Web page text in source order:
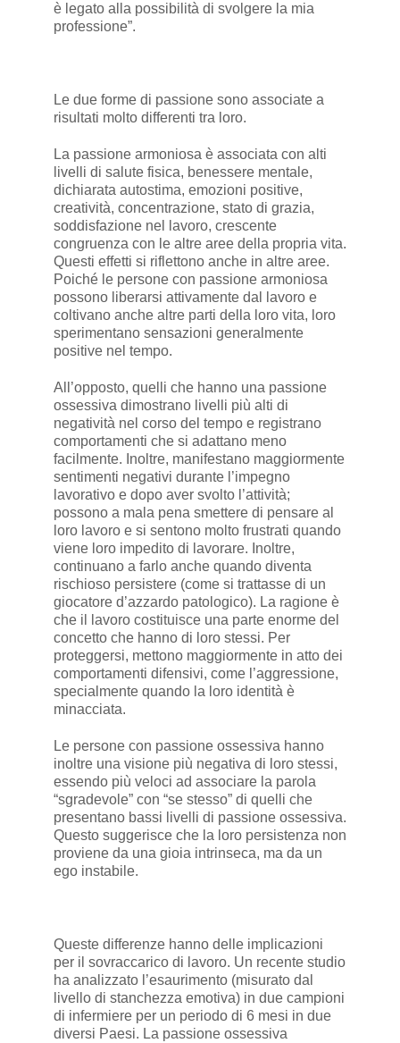
è legato alla possibilità di svolgere la mia
professione”.
Le due forme di passione sono associate a
risultati molto differenti tra loro.
La passione armoniosa è associata con alti
livelli di salute fisica, benessere mentale,
dichiarata autostima, emozioni positive,
creatività, concentrazione, stato di grazia,
soddisfazione nel lavoro, crescente
congruenza con le altre aree della propria vita.
Questi effetti si riflettono anche in altre aree.
Poiché le persone con passione armoniosa
possono liberarsi attivamente dal lavoro e
coltivano anche altre parti della loro vita, loro
sperimentano sensazioni generalmente
positive nel tempo.
All’opposto, quelli che hanno una passione
ossessiva dimostrano livelli più alti di
negatività nel corso del tempo e registrano
comportamenti che si adattano meno
facilmente. Inoltre, manifestano maggiormente
sentimenti negativi durante l’impegno
lavorativo e dopo aver svolto l’attività;
possono a mala pena smettere di pensare al
loro lavoro e si sentono molto frustrati quando
viene loro impedito di lavorare. Inoltre,
continuano a farlo anche quando diventa
rischioso persistere (come si trattasse di un
giocatore d’azzardo patologico). La ragione è
che il lavoro costituisce una parte enorme del
concetto che hanno di loro stessi. Per
proteggersi, mettono maggiormente in atto dei
comportamenti difensivi, come l’aggressione,
specialmente quando la loro identità è
minacciata.
Le persone con passione ossessiva hanno
inoltre una visione più negativa di loro stessi,
essendo più veloci ad associare la parola
“sgradevole” con “se stesso” di quelli che
presentano bassi livelli di passione ossessiva.
Questo suggerisce che la loro persistenza non
proviene da una gioia intrinseca, ma da un
ego instabile.
Queste differenze hanno delle implicazioni
per il sovraccarico di lavoro. Un recente studio
ha analizzato l’esaurimento (misurato dal
livello di stanchezza emotiva) in due campioni
di infermiere per un periodo di 6 mesi in due
diversi Paesi. La passione ossessiva